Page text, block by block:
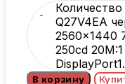
Q27V4EA
2560x1440
250cd
В корзину